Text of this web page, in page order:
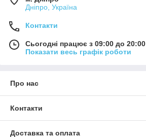
Дніпро, Україна
Контакти
Сьогодні працює з 09:00 до 20:00
Показати весь графік роботи
Про нас
Контакти
Доставка та оплата